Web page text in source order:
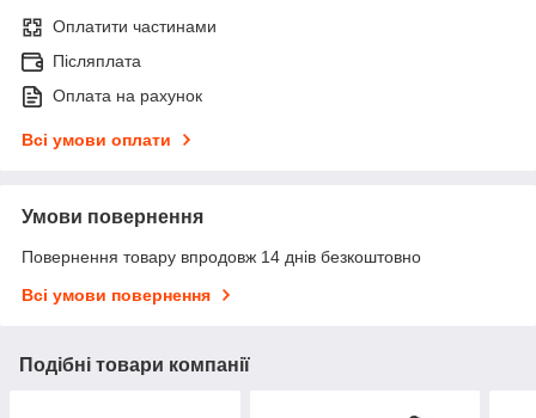
Оплатити частинами
Післяплата
Оплата на рахунок
Всі умови оплати
Умови повернення
Повернення товару впродовж 14 днів безкоштовно
Всі умови повернення
Подібні товари компанії